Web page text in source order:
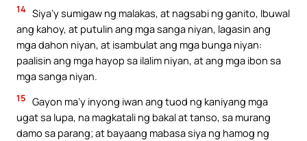
14 Siya’y sumigaw ng malakas, at nagsabi ng ganito, Ibuwal
ang kahoy, at putulin ang mga sanga niyan, lagasin ang
mga dahon niyan, at isambulat ang mga bunga niyan:
paalisin ang mga hayop sa ilalim niyan, at ang mga ibon sa
mga sanga niyan.
15 Gayon ma’y inyong iwan ang tuod ng kaniyang mga
ugat sa lupa, na magkatali ng bakal at tanso, sa murang
damo sa parang; at bayaang mabasa siya ng hamog ng